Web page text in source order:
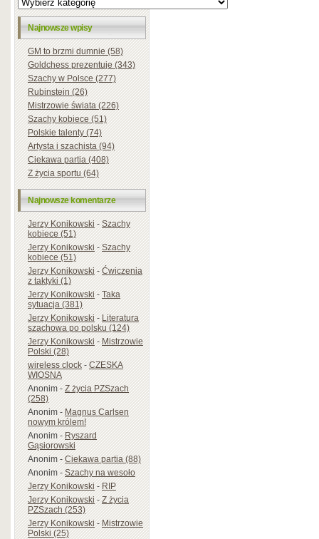
Najnowsze wpisy
GM to brzmi dumnie (58)
Goldchess prezentuje (343)
Szachy w Polsce (277)
Rubinstein (26)
Mistrzowie świata (226)
Szachy kobiece (51)
Polskie talenty (74)
Artysta i szachista (94)
Ciekawa partia (408)
Z życia sportu (64)
Najnowsze komentarze
Jerzy Konikowski-Szachy
kobiece (51)
Jerzy Konikowski-Szachy
kobiece (51)
Jerzy Konikowski-Ćwiczenia
z taktyki (1)
Jerzy Konikowski-Taka
sytuacja (381)
Jerzy Konikowski-Literatura
szachowa po polsku (124)
Jerzy Konikowski-Mistrzowie
Polski (28)
wireless clock-CZESKA
WIOSNA
Anonim-Z życia PZSzach
(258)
Anonim-Magnus Carlsen
nowym królem!
Anonim-Ryszard
Gąsiorowski
Anonim-Ciekawa partia (88)
Anonim-Szachy na wesoło
Jerzy Konikowski-RIP
Jerzy Konikowski-Z życia
PZSzach (253)
Jerzy Konikowski-Mistrzowie
Polski (25)